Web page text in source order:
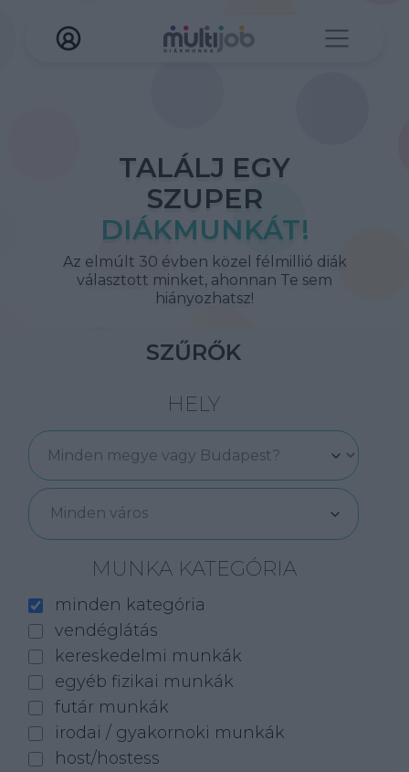
TALÁLJ EGY
SZUPER
DIÁKMUNKÁT!
Az elmúlt 30 évben közel félmillió diák
választott minket, ahonnan Te sem
hiányozhatsz!
SZŰRŐK
HELY
Minden város
MUNKA KATEGÓRIA
minden kategória
vendéglátás
kereskedelmi munkák
egyéb fizikai munkák
futár munkák
irodai / gyakornoki munkák
host/hostess